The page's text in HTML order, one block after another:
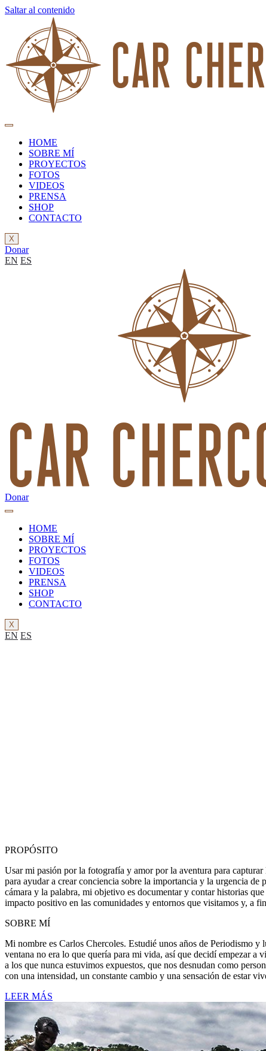
Saltar al contenido
HOME
SOBRE MÍ
PROYECTOS
FOTOS
VIDEOS
PRENSA
SHOP
CONTACTO
X
Donar
EN ES
Donar
HOME
SOBRE MÍ
PROYECTOS
FOTOS
VIDEOS
PRENSA
SHOP
CONTACTO
X
EN ES
PROPÓSITO
Usar mi pasión por la fotografía y amor por la aventura para
para ayudar a crear conciencia sobre la importancia y la urgencia
cámara y la palabra, mi objetivo es documentar y contar historias
impacto positivo en las comunidades y entornos que visitamos y, a
SOBRE MÍ
Mi nombre es Carlos Chercoles. Estudié unos años de Periodismo
ventana no era lo que quería para mi vida, así que decidí empezar
a los que nunca estuvimos expuestos, que nos desnudan como
con una intensidad, un constante cambio y una sensación de estar
LEER MÁS